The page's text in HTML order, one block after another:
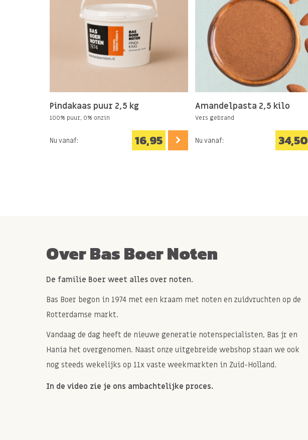
Pindakaas puur 2,5 kg
100% puur, 0% onzin
Nu vanaf: 16,95
Amandelpasta 2,5 kilo
Vers gebrand
Nu vanaf: 34,50
Over Bas Boer Noten
De familie Boer weet alles over noten.
Bas Boer begon in 1974 met een kraam met noten en zuidvruchten op de
Rotterdamse markt.
Vandaag de dag heeft de nieuwe generatie notenspecialisten, Bas jr en
Hania het overgenomen. Naast onze uitgebreide webshop staan we ook
nog steeds wekelijks op 11x vaste weekmarkten in Zuid-Holland.
In de video zie je ons ambachtelijke proces.